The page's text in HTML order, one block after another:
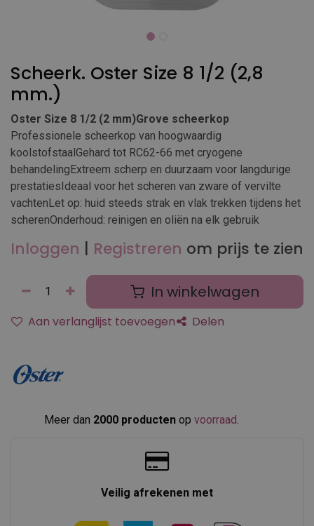
Scheerk. Oster Size 8 1/2 (2,8
mm.)
Oster Size 8 1/2 (2 mm)Grove scheerkop
Professionele scheerkop van hoogwaardig
koolstofstaalGehard tot RC62-66 met cryogene
behandelingExtreem scherp en duurzaam voor langdurige
prestatiesIdeaal voor het scheren van zware of vervilte
vachtenLet op: huid steeds strak en vlak trekken tijdens het
scherenOnderhoud: reinigen en oliën na elk gebruik
Inloggen | Registreren om prijs te zien
In winkelwagen
Aan verlanglijst toevoegen Delen
Meer dan 2000 producten op voorraad
Veilig afrekenen met